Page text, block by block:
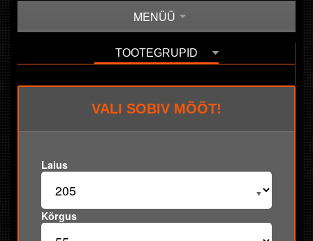
MENÜÜ
TOOTEGRUPID
VALI SOBIV MÕÕT!
Laius
Kõrgus